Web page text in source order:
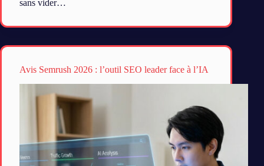
sans vider…
Avis Semrush 2026 : l’outil SEO leader face à l’IA